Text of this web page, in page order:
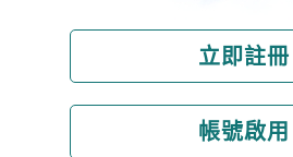
立即註冊
帳號啟用